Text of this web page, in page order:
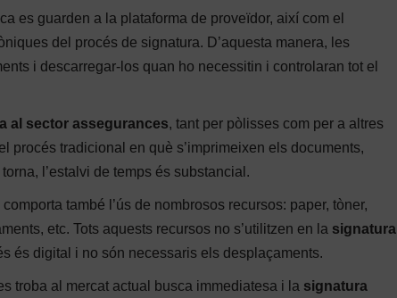
es guarden a la plataforma de proveïdor, així com el
del procés de signatura. D’aquesta manera, les
i descarregar-los quan ho necessitin i controlaran tot el
al sector assegurances, tant per pòlisses com per a altres
procés tradicional en què s’imprimeixen els documents,
l’estalvi de temps és substancial.
també l’ús de nombrosos recursos: paper, tòner,
etc. Tots aquests recursos no s’utilitzen en la signatura
és digital i no són necessaris els desplaçaments.
troba al mercat actual busca immediatesa i la signatura